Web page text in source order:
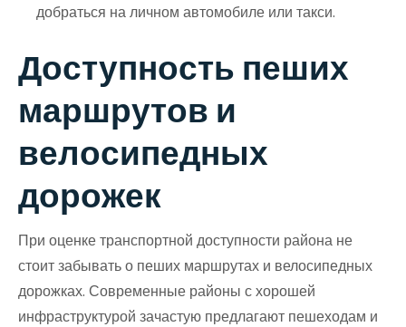
добраться на личном автомобиле или такси.
Доступность пеших
маршрутов и
велосипедных
дорожек
При оценке транспортной доступности района не
стоит забывать о пеших маршрутах и велосипедных
дорожках. Современные районы с хорошей
инфраструктурой зачастую предлагают пешеходам и